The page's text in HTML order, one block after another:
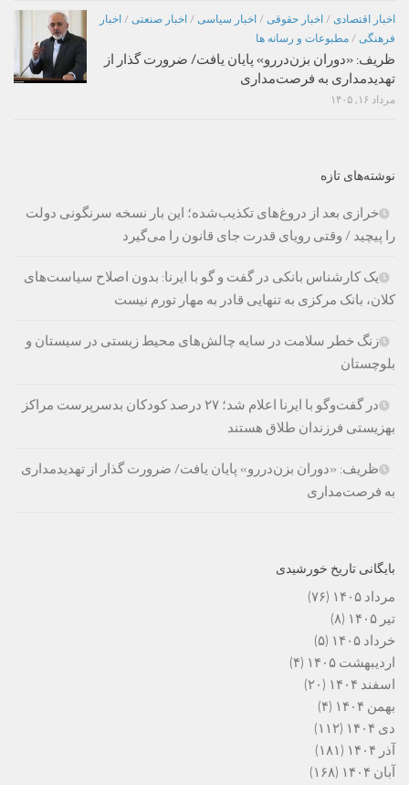
اخبار اقتصادی / اخبار حقوقی / اخبار سیاسی / اخبار صنعتی / اخبار
فرهنگی / مطبوعات و رسانه ها
ظریف: «دوران بزن‌دررو» پایان یافت/ ضرورت گذار از
تهدیدمداری به فرصت‌مداری
مرداد ۱۶, ۱۴۰۵
نوشته‌های تازه
خرازی بعد از دروغ‌های تکذیب‌شده؛ این بار نسخه سرنگونی دولت
را پیچید / وقتی رویای قدرت جای قانون را می‌گیرد
یک کارشناس بانکی در گفت و گو با ایرنا: بدون اصلاح سیاست‌های
کلان، بانک مرکزی به تنهایی قادر به مهار تورم نیست
زنگ خطر سلامت در سایه چالش‌های محیط زیستی در سیستان و
بلوچستان
در گفت‌وگو با ایرنا اعلام شد؛ ۲۷ درصد کودکان بدسرپرست مراکز
بهزیستی فرزندان طلاق هستند
ظریف: «دوران بزن‌دررو» پایان یافت/ ضرورت گذار از تهدیدمداری
به فرصت‌مداری
بایگانی تاریخ خورشیدی
مرداد ۱۴۰۵
(۷۶)
تیر ۱۴۰۵
(۸)
خرداد ۱۴۰۵
(۵)
اردیبهشت ۱۴۰۵
(۴)
اسفند ۱۴۰۴
(۲۰)
بهمن ۱۴۰۴
(۴)
دی ۱۴۰۴
(۱۱۲)
آذر ۱۴۰۴
(۱۸۱)
آبان ۱۴۰۴
(۱۶۸)